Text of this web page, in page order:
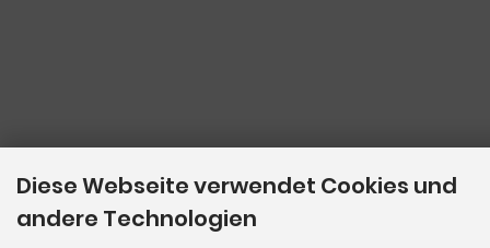
Diese Webseite verwendet Cookies und
andere Technologien